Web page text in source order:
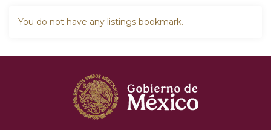
You do not have any listings bookmark.